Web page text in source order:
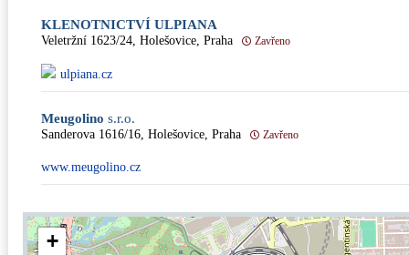
KLENOTNICTVÍ ULPIANA
Veletržní 1623/24, Holešovice, Praha Zavřeno
ulpiana.cz
Meugolino s.r.o.
Sanderova 1616/16, Holešovice, Praha Zavřeno
www.meugolino.cz
+